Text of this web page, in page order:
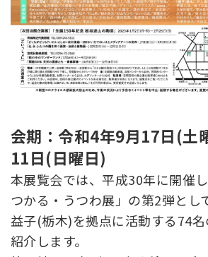
会期：令和4年9月17日(土
11日(日曜日)
本展覧会では、平成30年に開催
つかる・うつわ展」の第2弾とし
益子(栃木)を拠点に活動する74
紹介します。